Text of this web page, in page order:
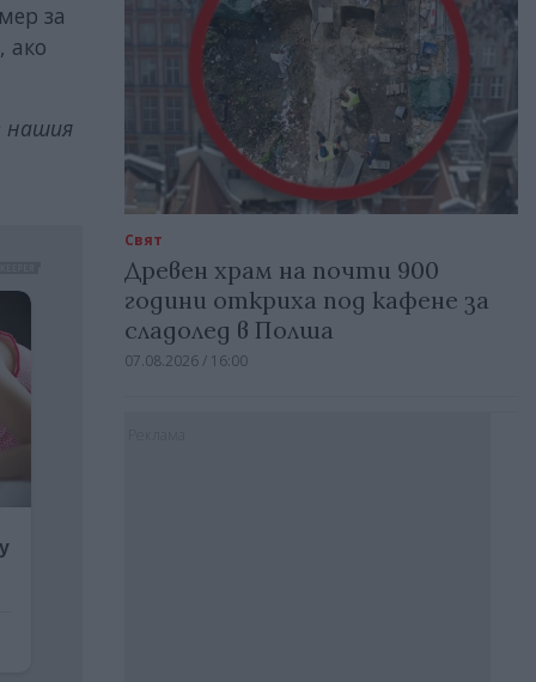
за
ако
нашия
Свят
Древен храм на почти 900
години откриха под кафене за
сладолед в Полша
07.08.2026 / 16:00